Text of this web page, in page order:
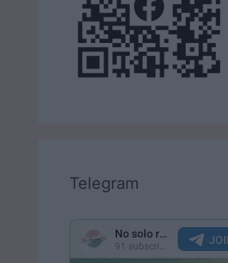
Telegram